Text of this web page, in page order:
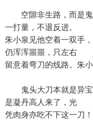
空隙非生路，而是鬼
一打量，不退反进。
朱小泉见他空着一双手
仍浑浑噩噩，只左右
留意着弯刀的线路。朱
鬼头大刀本就是异宝
是凝丹高人来了，光
凭肉身亦吃不下这一刀！